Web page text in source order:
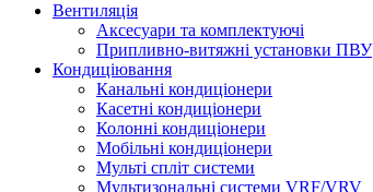
Вентиляція
Аксесуари та комплектуючі
Припливно-витяжні установки ПВУ
Кондиціювання
Канальні кондиціонери
Касетні кондиціонери
Колонні кондиціонери
Мобільні кондиціонери
Мульті спліт системи
Мультизональні системи VRF/VRV